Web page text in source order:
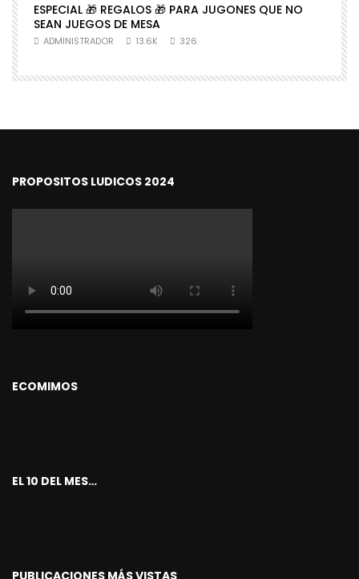
ESPECIAL 🎁 REGALOS 🎁 PARA JUGONES QUE NO
SEAN JUEGOS DE MESA
ADMINISTRADOR 13.6K 326
PROPOSITOS LUDICOS 2024
ECOMIMOS
EL 10 DEL MES…
PUBLICACIONES MÁS VISTAS